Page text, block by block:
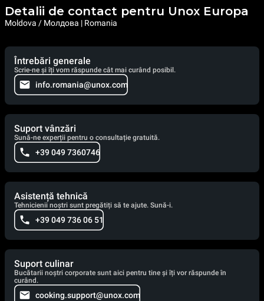
Detalii de contact pentru Unox Europa
Moldova / Молдова | Romania
Întrebări generale
Scrie-ne și îți vom răspunde cât mai curând posibil.
info.romania@unox.com
Suport vânzări
Sună-ne experții pentru o consultație gratuită.
+39 049 7360746
Asistență tehnică
Tehnicienii noștri sunt pregătiți să te ajute. Sună-i.
+39 049 736 06 51
Suport culinar
Bucătarii noștri corporate sunt aici pentru tine și îți vor răspunde în
curând.
cooking.support@unox.com